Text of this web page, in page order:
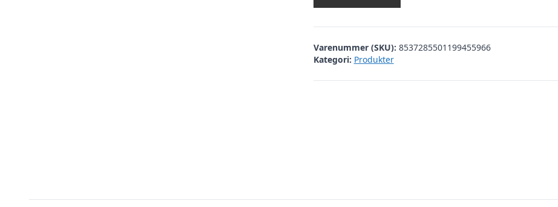
Varenummer (SKU): 8537285501199455966
Kategori: Produkter